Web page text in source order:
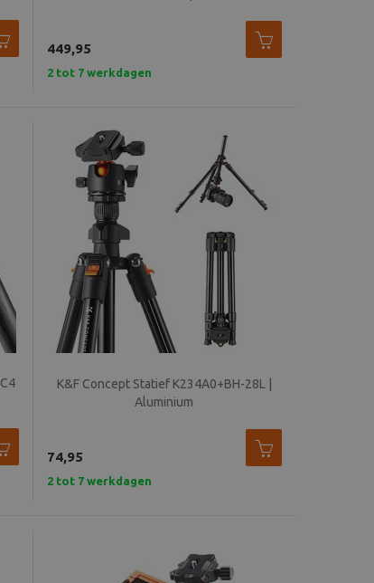
449,95
2 tot 7 werkdagen
K&F Concept Statief K234A0+BH-28L |
Aluminium
74,95
2 tot 7 werkdagen